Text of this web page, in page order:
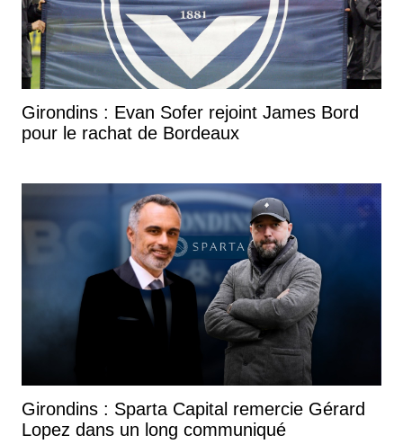
Girondins : Evan Sofer rejoint James Bord
pour le rachat de Bordeaux
Girondins : Sparta Capital remercie Gérard
Lopez dans un long communiqué